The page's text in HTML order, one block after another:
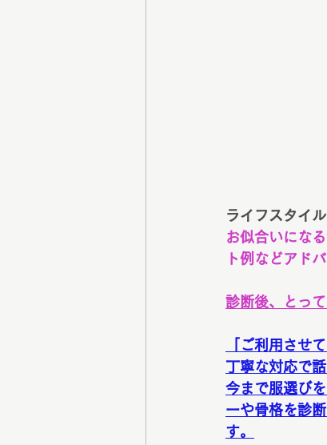
ライフスタイ
お似合いにな
ト例などアド
診断後、とっ
「ご利用させ
丁寧な対応で
今まで服選び
ーや骨格を診
す。